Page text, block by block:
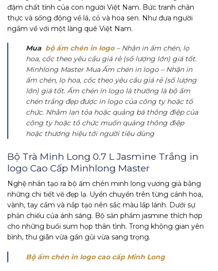
đậm chất tính của con người Việt Nam. Bức tranh chân
thực và sống động về lá, cỏ và hoa sen. Như đưa người
ngắm về với một làng quê Việt Nam.
Mua bộ ấm chén in logo– Nhận in ấm chén, lọ
hoa, cốc theo yêu cầu giá rẻ (số lượng lớn) giá tốt.
Minhlong Master MuaẤm chén in logo– Nhận in
ấm chén, lọ hoa, cốc theo yêu cầu giá rẻ (số lượng
lớn) giá tốt. Ấm chén in logolà thường là bộ ấm
chén trắng đẹp được in logo của công ty hoặc tổ
chức. Nhằm lan tỏa hoặc quảng bá thông điệp của
công ty hoặc tổ chức muốn quảng thông điệp
hoặc thương hiệu tới người tiêu dùng
Bộ Trà Minh Long 0.7 L Jasmine Trắng in
logo Cao Cấp Minhlong Master
Nghệ nhân tạo ra bộ ấm chén minh long vương giả bằng
những chi tiết vẽ đẹp lạ. Uyển chuyển trên từng cánh hoa,
vành, tay cầm và nắp tạo nên sắc màu lấp lánh. Dưới sự
phản chiếu của ánh sáng. Bộ sản phẩm jasmine thích hợp
cho những buổi sum họp thân tình. Trong không gian yên
bình, thư giãn vừa gần gũi vừa sang trọng.
Bộ ấm chén in logo cao cấp Minh Long